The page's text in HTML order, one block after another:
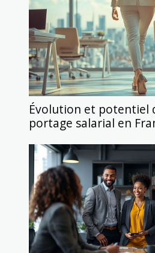
Évolution et potentiel
portage salarial en